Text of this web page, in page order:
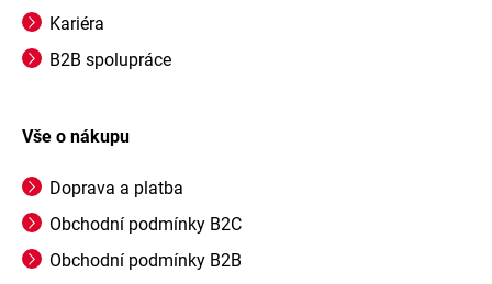
Kariéra
B2B spolupráce
Vše o nákupu
Doprava a platba
Obchodní podmínky B2C
Obchodní podmínky B2B